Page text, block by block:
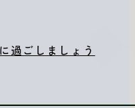
過ごしましょう